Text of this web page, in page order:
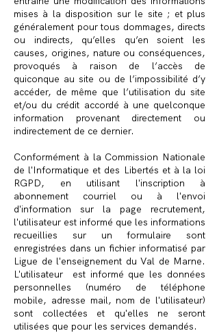
mises à la disposition sur le site ; et plus
généralement pour tous dommages, directs
ou indirects, qu’elles qu’en soient les
causes, origines, nature ou conséquences,
provoqués à raison de l’accès de
quiconque au site ou de l’impossibilité d’y
accéder, de même que l’utilisation du site
et/ou du crédit accordé à une quelconque
information provenant directement ou
indirectement de ce dernier.
Conformément à la Commission Nationale
de l'Informatique et des Libertés et à la loi
RGPD, en utilisant l'inscription à
abonnement courriel ou à l'envoi
d'information sur la page recrutement,
l'utilisateur est informé que les informations
recueillies sur un formulaire sont
enregistrées dans un fichier informatisé par
Ligue de l'enseignement du Val de Marne.
L'utilisateur est informé que les données
personnelles (numéro de téléphone
mobile, adresse mail, nom de l'utilisateur)
sont collectées et qu'elles ne seront
utilisées que pour les services demandés.